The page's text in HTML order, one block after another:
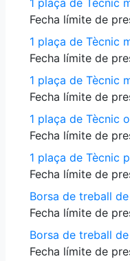
1 plaça de Tècnic
Fecha límite de
1 plaça de Tècnic
Fecha límite de
1 plaça de Tècnic
Fecha límite de
1 plaça de Tècnic
Fecha límite de
1 plaça de Tècnic
Fecha límite de
Borsa de treball
Fecha límite de
Borsa de treball
Fecha límite de